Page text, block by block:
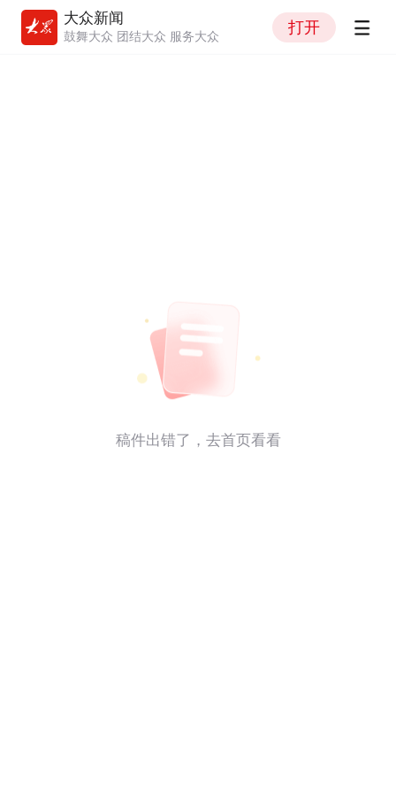
大众新闻
鼓舞大众 团结大众 服务大众
打开
稿件出错了， 去首页看看